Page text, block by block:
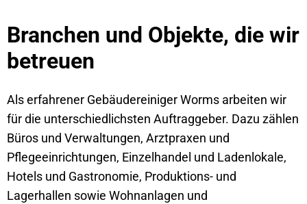
Branchen und Objekte, die wir
betreuen
Als erfahrener Gebäudereiniger Worms arbeiten wir
für die unterschiedlichsten Auftraggeber. Dazu zählen
Büros und Verwaltungen, Arztpraxen und
Pflegeeinrichtungen, Einzelhandel und Ladenlokale,
Hotels und Gastronomie, Produktions- und
Lagerhallen sowie Wohnanlagen und